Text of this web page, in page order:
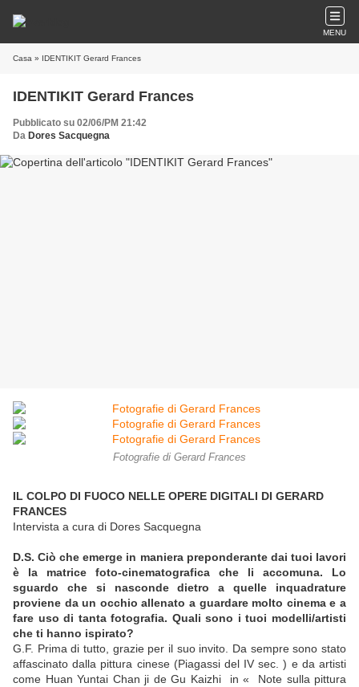
MENU
Casa » IDENTIKIT Gerard Frances
IDENTIKIT Gerard Frances
Pubblicato su 02/06/PM 21:42
Da Dores Sacquegna
Fotografie di Gerard Frances
IL COLPO DI FUOCO NELLE OPERE DIGITALI DI GERARD
FRANCES
Intervista a cura di Dores Sacquegna
D.S. Ciò che emerge in maniera preponderante dai tuoi lavori
è la matrice foto-cinematografica che li accomuna. Lo
sguardo che si nasconde dietro a quelle inquadrature
proviene da un occhio allenato a guardare molto cinema e a
fare uso di tanta fotografia. Quali sono i tuoi modelli/artisti
che ti hanno ispirato?
G.F. Prima di tutto, grazie per il suo invito. Da sempre sono stato
affascinato dalla pittura cinese (Piagassi del IV sec. ) e da artisti
come Huan Yuntai Chan ji de Gu Kaizhi in « Note sulla pittura